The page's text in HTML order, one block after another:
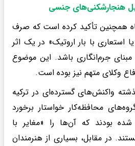
هنجارشکنی‌های جنسی
همچنین تأکید کرده است که صرف
با بار اروتیک» در یک اثر
مبنای جرم‌انگاری باشد. این موضوع
وکلای متهم نیز بوده است.
واکنش‌های گسترده‌ای در ترکیه
محافظه‌کار خواستار برخورد
بودند که آن‌ها را «مغایر با
در مقابل، بسیاری از هنرمندان